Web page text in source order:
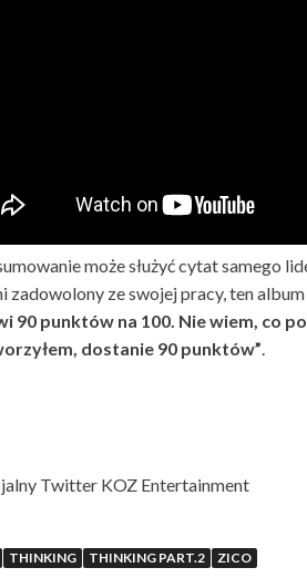
może służyć cytat samego
zadowolony ze swojej pracy, ten
90 punktów na 100. Nie wiem, co
dostanie 90 punktów”.
Twitter KOZ Entertainment
THINKING THINKING PART.2 ZICO